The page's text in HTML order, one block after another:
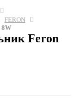
FERON
8W
Feron